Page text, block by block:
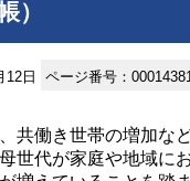
）
12日 ページ番号：
共働き世帯の増加な
世代が家庭や地域に